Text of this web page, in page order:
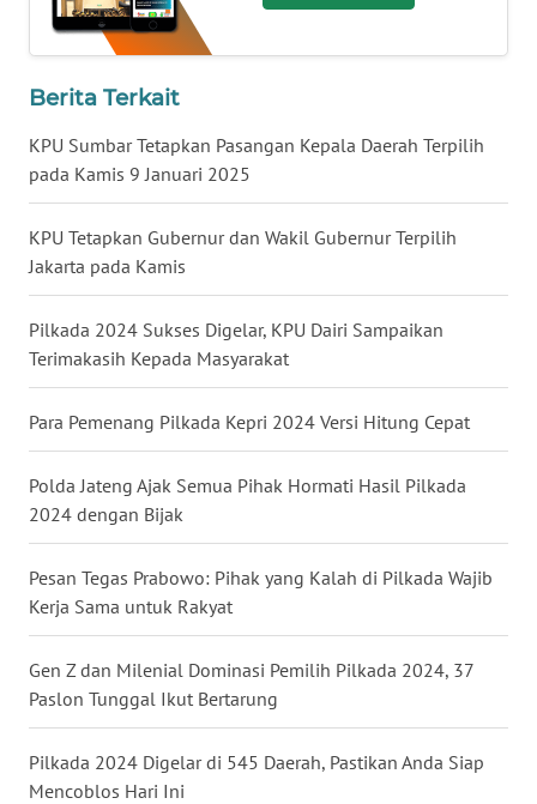
Berita Terkait
KPU Sumbar Tetapkan Pasangan Kepala Daerah Terpilih
pada Kamis 9 Januari 2025
KPU Tetapkan Gubernur dan Wakil Gubernur Terpilih
Jakarta pada Kamis
Pilkada 2024 Sukses Digelar, KPU Dairi Sampaikan
Terimakasih Kepada Masyarakat
Para Pemenang Pilkada Kepri 2024 Versi Hitung Cepat
Polda Jateng Ajak Semua Pihak Hormati Hasil Pilkada
2024 dengan Bijak
Pesan Tegas Prabowo: Pihak yang Kalah di Pilkada Wajib
Kerja Sama untuk Rakyat
Gen Z dan Milenial Dominasi Pemilih Pilkada 2024, 37
Paslon Tunggal Ikut Bertarung
Pilkada 2024 Digelar di 545 Daerah, Pastikan Anda Siap
Mencoblos Hari Ini
BENGKULU
LAMPUNG
WN
WN
NUSANTARA
WN
JOGJA
WN
JATIM
WN
BALI
WN
KALBAR
WN
KALTENG
WN